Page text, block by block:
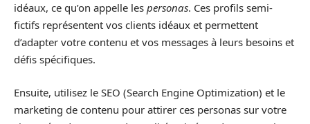
idéaux, ce qu’on appelle les personas. Ces profils semi-
fictifs représentent vos clients idéaux et permettent
d’adapter votre contenu et vos messages à leurs besoins et
défis spécifiques.
Ensuite, utilisez le SEO (Search Engine Optimization) et le
marketing de contenu pour attirer ces personas sur votre